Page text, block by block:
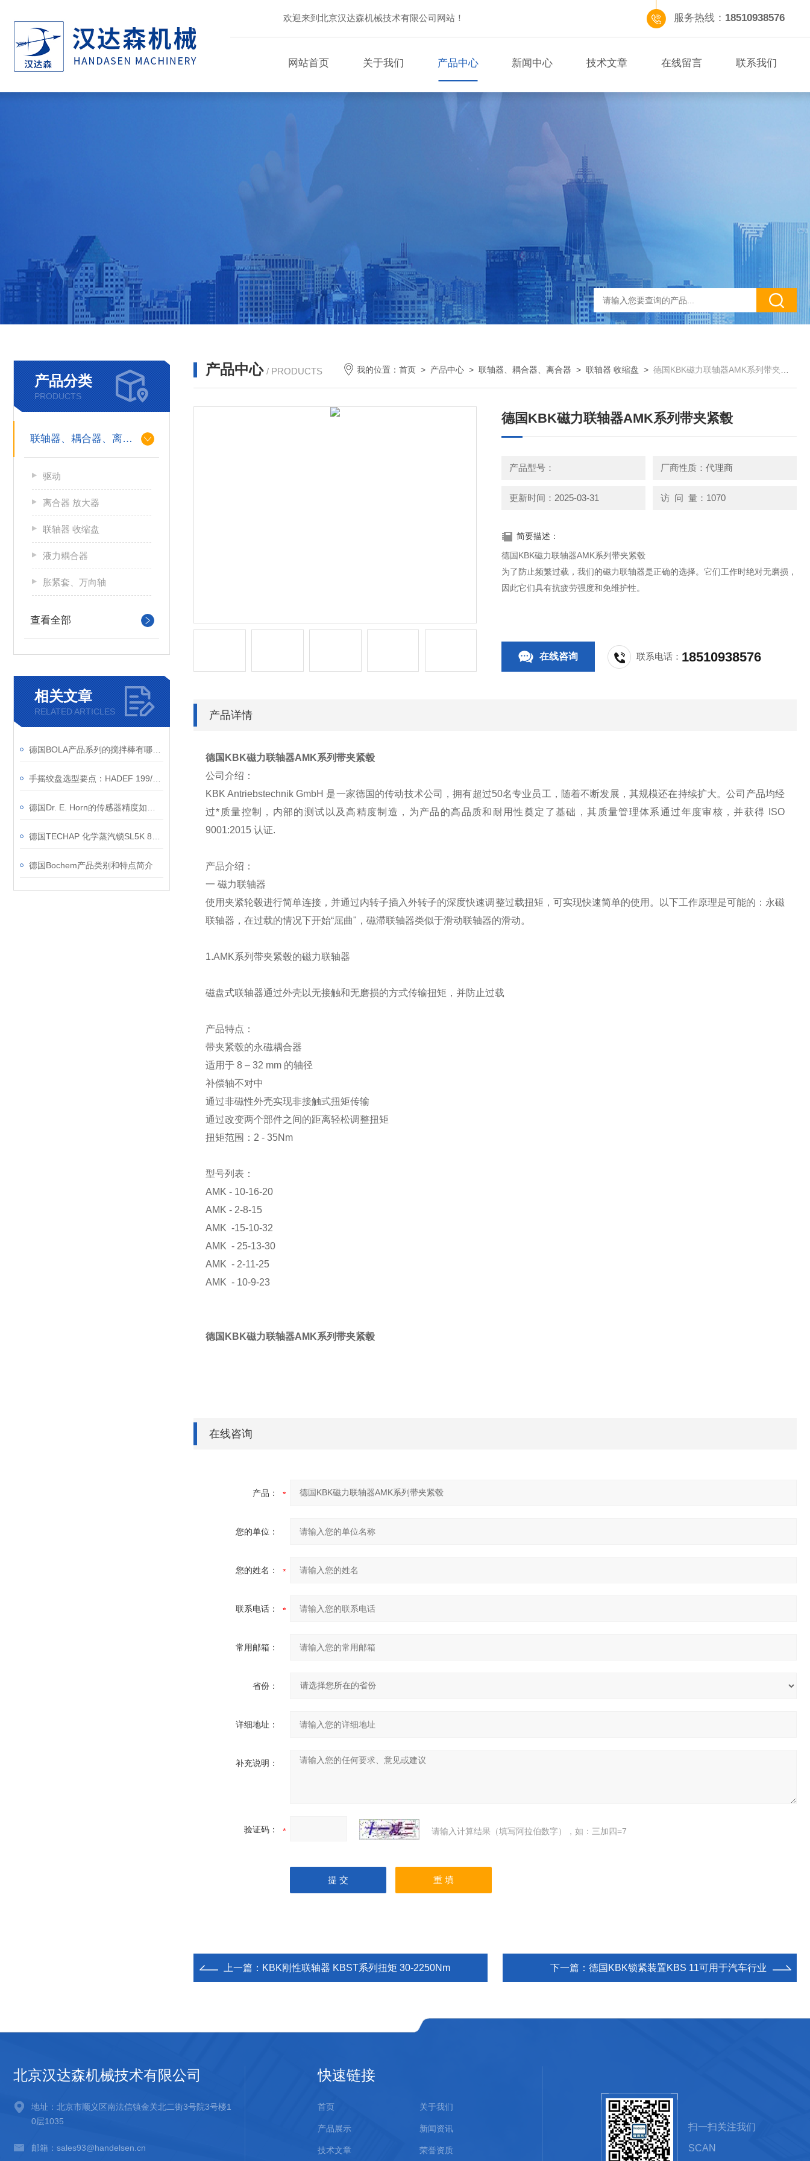
欢迎来到北京汉达森机械技术有限公司网站！ 服务热线： 18510938576
网站首页 关于我们 产品中心 新闻中心 技术文章 在线留言 联系我们
产品分类
PRODUCTS
联轴器、耦合器、离合器
驱动
离合器 放大器
联轴器 收缩盘
液力耦合器
胀紧套、万向轴
查看全部
相关文章
RELATED ARTICLES
德国Bochem产品类别和特点简介
产品中心 / PRODUCTS 我的位置：首页 > 产品中心 >联轴器、耦合器、离合器 >联轴器 收缩盘 >德国KBK磁力联轴器AMK系列带夹紧毂
德国KBK磁力联轴器AMK系列带夹紧毂
产品型号： 厂商性质：代理商
更新时间：2025-03-31 访 问 量：1070
简要描述：
德国KBK磁力联轴器AMK系列带夹紧毂
为了防止频繁过载，我们的磁力联轴器是正确的选择。它们工作时绝对无磨损，
因此它们具有抗疲劳强度和免维护性。
在线咨询 联系电话： 18510938576
产品详情
德国KBK磁力联轴器AMK系列带夹紧毂
公司介绍：
KBK Antriebstechnik GmbH 是一家德国的传动技术公司，拥有超过50名专业员工，随着不断发展，其规模还在持续扩大。公司产品均经
过*质量控制，内部的测试以及高精度制造，为产品的高品质和耐用性奠定了基础，其质量管理体系通过年度审核，并获得 ISO
9001:2015 认证.
产品介绍：
一 磁力联轴器
使用夹紧轮毂进行简单连接，并通过内转子插入外转子的深度快速调整过载扭矩，可实现快速简单的使用。以下工作原理是可能的：永磁
联轴器，在过载的情况下开始“屈曲"，磁滞联轴器类似于滑动联轴器的滑动。
1.AMK系列带夹紧毂的磁力联轴器
磁盘式联轴器通过外壳以无接触和无磨损的方式传输扭矩，并防止过载
产品特点：
带夹紧毂的永磁耦合器
适用于 8 – 32 mm 的轴径
补偿轴不对中
通过非磁性外壳实现非接触式扭矩传输
通过改变两个部件之间的距离轻松调整扭矩
扭矩范围：2 - 35Nm
型号列表：
AMK - 10-16-20
AMK - 2-8-15
AMK -15-10-32
AMK - 25-13-30
AMK - 2-11-25
AMK - 10-9-23
德国KBK磁力联轴器AMK系列带夹紧毂
在线咨询
产品：
您的单位：
您的姓名：
联系电话：
常用邮箱：
省份：
详细地址：
补充说明：
验证码： 请输入计算结果（填写阿拉伯数字），如：三加四=7
上一篇： KBK刚性联轴器 KBST系列扭矩 30-2250Nm 下一篇： 德国KBK锁紧装置KBS 11可用于汽车行业
北京汉达森机械技术有限公司
地址：北京市顺义区南法信镇金关北二街3号院3号楼1
0层1035
邮箱：sales93@handelsen.cn
快速链接
首页 关于我们
产品展示 新闻资讯
技术文章 荣誉资质
扫一扫关注我们
SCAN